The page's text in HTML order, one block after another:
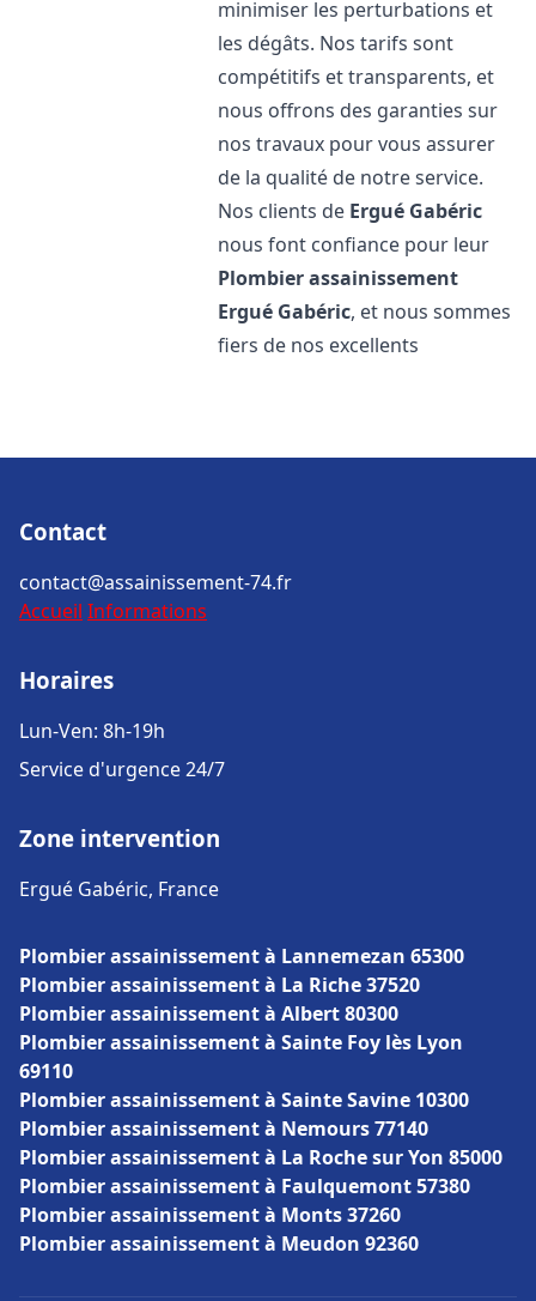
minimiser les perturbations et
les dégâts. Nos tarifs sont
compétitifs et transparents, et
nous offrons des garanties sur
nos travaux pour vous assurer
de la qualité de notre service.
Nos clients de Ergué Gabéric
nous font confiance pour leur
Plombier assainissement
Ergué Gabéric, et nous sommes
fiers de nos excellents
Contact
contact@assainissement-74.fr
Accueil Informations
Horaires
Lun-Ven: 8h-19h
Service d'urgence 24/7
Zone intervention
Ergué Gabéric, France
Plombier assainissement à Lannemezan 65300
Plombier assainissement à La Riche 37520
Plombier assainissement à Albert 80300
Plombier assainissement à Sainte Foy lès Lyon
69110
Plombier assainissement à Sainte Savine 10300
Plombier assainissement à Nemours 77140
Plombier assainissement à La Roche sur Yon 85000
Plombier assainissement à Faulquemont 57380
Plombier assainissement à Monts 37260
Plombier assainissement à Meudon 92360